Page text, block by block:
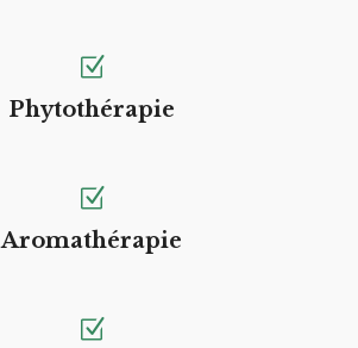
Phytothérapie
Aromathérapie